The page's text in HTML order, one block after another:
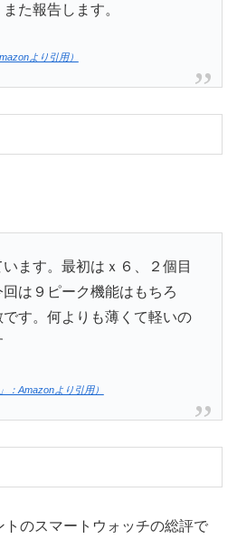
た報告します。
より引用）
ます。最初はｘ６、２個目
は９ピーク機能はもちろ
す。何よりも薄くて軽いの
：Amazonより引用）
のスマートウォッチの総評で